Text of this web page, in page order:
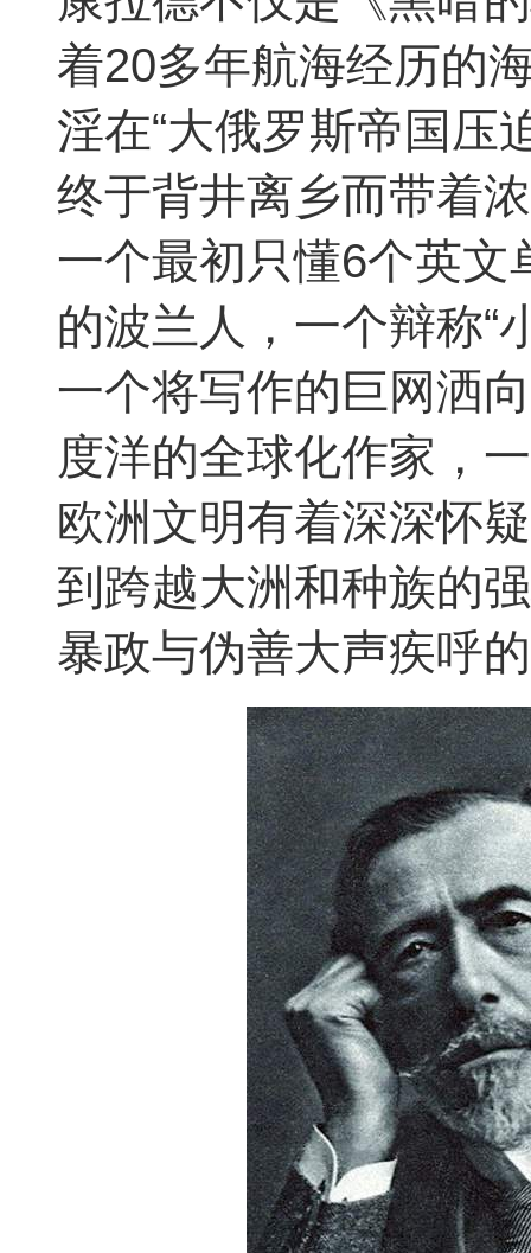
着20多年航海经历的
淫在“大俄罗斯帝国压
终于背井离乡而带着
一个最初只懂6个英
的波兰人，一个辩称“
一个将写作的巨网洒
度洋的全球化作家，
欧洲文明有着深深怀
到跨越大洲和种族的
暴政与伪善大声疾呼